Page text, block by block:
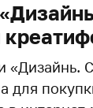
«Дизайнь.
для